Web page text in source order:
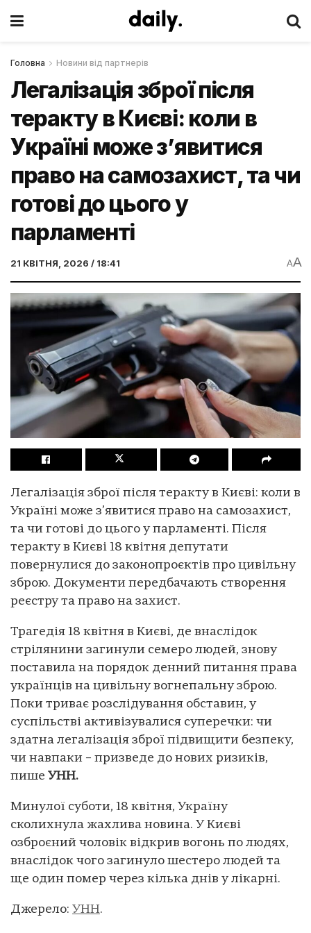
Головна Новини від партнерів
Легалізація зброї після
теракту в Києві: коли в
Україні може з’явитися
право на самозахист, та чи
готові до цього у
парламенті
21 КВІТНЯ, 2026 / 18:41 AA
Легалізація зброї після теракту в Києві: коли в
Україні може з’явитися право на самозахист,
та чи готові до цього у парламенті. Після
теракту в Києві 18 квітня депутати
повернулися до законопроєктів про цивільну
зброю. Документи передбачають створення
реєстру та право на захист.
Трагедія 18 квітня в Києві, де внаслідок
стрілянини загинули семеро людей, знову
поставила на порядок денний питання права
українців на цивільну вогнепальну зброю.
Поки триває розслідування обставин, у
суспільстві активізувалися суперечки: чи
здатна легалізація зброї підвищити безпеку,
чи навпаки – призведе до нових ризиків,
пише УНН.
Минулої суботи, 18 квітня, Україну
сколихнула жахлива новина. У Києві
озброєний чоловік відкрив вогонь по людях,
внаслідок чого загинуло шестеро людей та
ще один помер через кілька днів у лікарні.
Джерело: УНН.